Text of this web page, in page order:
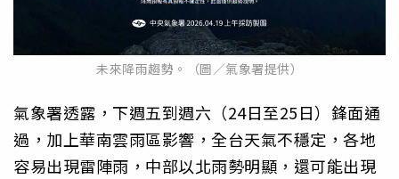
未來降雨趨勢。（圖／氣象署提供）
氣象署透露，下週五到週六（24日至25日）鋒面通
過，加上華南雲雨區影響，全台天氣不穩定，各地
容易出現雷陣雨，中部以北雨勢明顯，還可能出現